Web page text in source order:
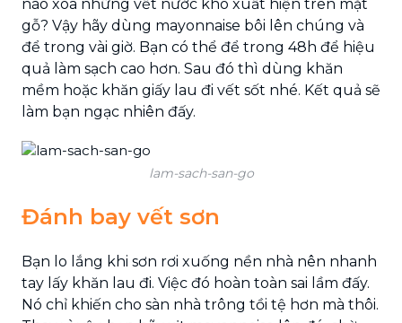
nào xóa những vết nước khô xuất hiện trên mặt
gỗ? Vậy hãy dùng mayonnaise bôi lên chúng và
để trong vài giờ. Bạn có thể để trong 48h để hiệu
quả làm sạch cao hơn. Sau đó thì dùng khăn
mềm hoặc khăn giấy lau đi vết sốt nhé. Kết quả sẽ
làm bạn ngạc nhiên đấy.
lam-sach-san-go
Đánh bay vết sơn
Bạn lo lắng khi sơn rơi xuống nền nhà nên nhanh
tay lấy khăn lau đi. Việc đó hoàn toàn sai lầm đấy.
Nó chỉ khiến cho sàn nhà trông tồi tệ hơn mà thôi.